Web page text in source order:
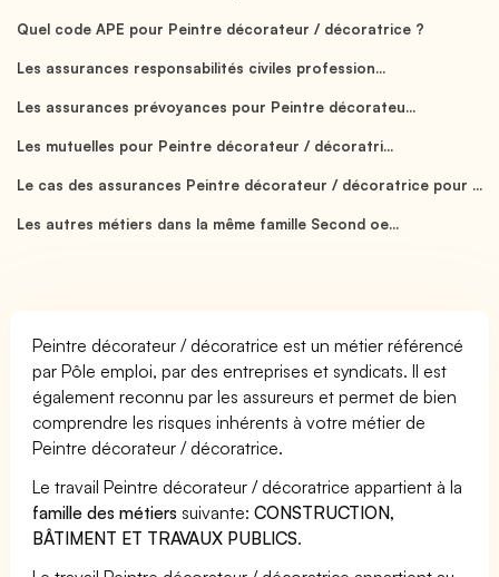
Quel code APE pour Peintre décorateur / décoratrice ?
Les assurances responsabilités civiles profession...
Les assurances prévoyances pour Peintre décorateu...
Les mutuelles pour Peintre décorateur / décoratri...
Le cas des assurances Peintre décorateur / décoratrice pour ...
Les autres métiers dans la même famille Second oe...
Peintre décorateur / décoratrice est un métier référencé
par Pôle emploi, par des entreprises et syndicats. Il est
également reconnu par les assureurs et permet de bien
comprendre les risques inhérents à votre métier de
Peintre décorateur / décoratrice.
Le travail Peintre décorateur / décoratrice appartient à la
famille des métiers suivante:CONSTRUCTION,
BÂTIMENT ET TRAVAUX PUBLICS.